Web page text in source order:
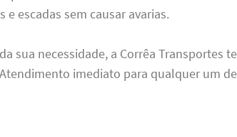
e escadas sem causar avarias.
sua necessidade, a Corrêa Transportes
imediato para qualquer um